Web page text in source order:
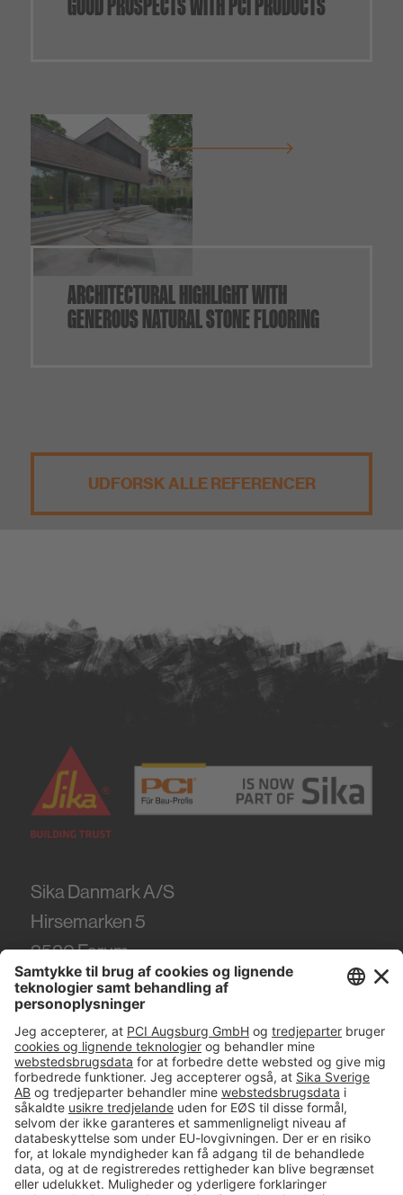
ARCHITECTURAL HIGHLIGHT WITH
GENEROUS NATURAL STONE FLOORING
UDFORSK ALLE REFERENCER
Sika Danmark A/S
Hirsemarken 5
3520Farum
Tel. +45 86 61 22 99
#PCI